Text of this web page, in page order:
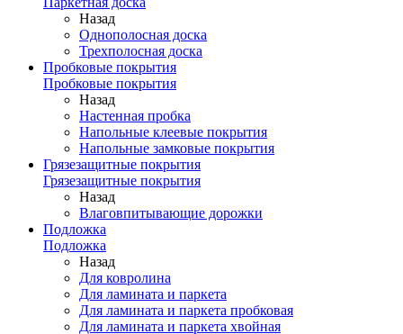
Назад
Однополосная доска
Трехполосная доска
Пробковые покрытия
Пробковые покрытия
Назад
Настенная пробка
Напольные клеевые покрытия
Напольные замковые покрытия
Грязезащитные покрытия
Грязезащитные покрытия
Назад
Влаговпитывающие дорожки
Подложка
Подложка
Назад
Для ковролина
Для ламината и паркета
Для ламината и паркета пробковая
Для ламината и паркета хвойная